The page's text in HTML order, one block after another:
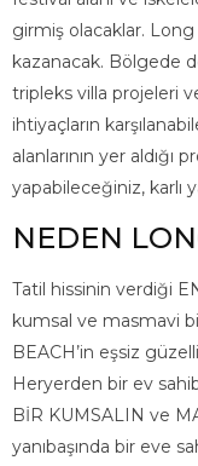
girmiş olacaklar.
kazanacak. Bölgede
tripleks villa projeleri
ihtiyaçların
alanlarının yer
yapabileceğiniz, karlı
NEDEN
Tatil hissinin verdiği
kumsal ve masmavi
BEACH’in eşsiz
Heryerden bir ev
BİR KUMSALIN ve
yanıbaşında bir eve